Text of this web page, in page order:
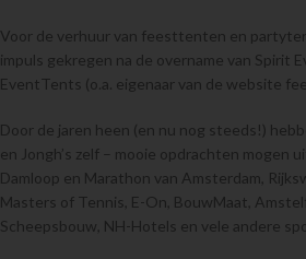
Voor de verhuur van feesttenten en
impuls gekregen na de overname van Spirit
EventTents (o.a. eigenaar van de website
Door de jaren heen (en nu nog steeds!)
en Jongh’s zelf – mooie opdrachten mogen
Damloop en Marathon van Amsterdam,
Masters of Tennis, E-On, BouwMaat,
Scheepsbouw, NH-Hotels en vele andere